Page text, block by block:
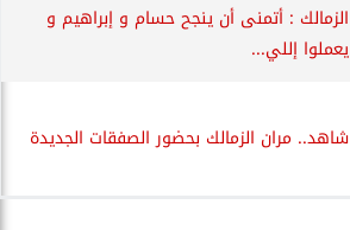
الزمالك : أتمنى أن ينجح حسام و إبراهيم و
يعملوا إللي...
شاهد.. مران الزمالك بحضور الصفقات الجديدة